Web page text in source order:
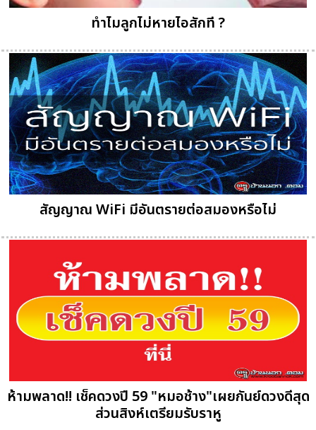
ทําไมลูกไม่หายไอสักที ?
สัญญาณ WiFi มีอันตรายต่อสมองหรือไม่
ห้ามพลาด!! เช็คดวงปี 59 "หมอช้าง"เผยกันย์ดวงดีสุด
ส่วนสิงห์เตรียมรับราหู